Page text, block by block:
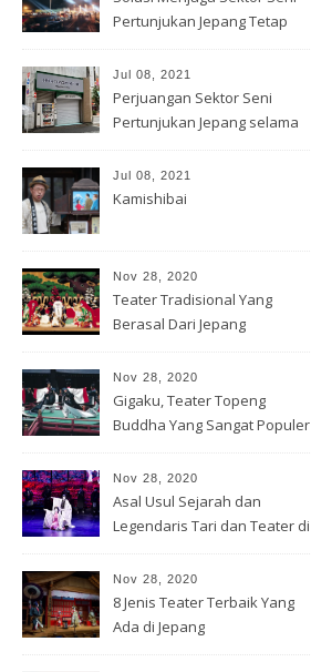
Pertunjukan Jepang Tetap
Jul 08, 2021
Perjuangan Sektor Seni
Pertunjukan Jepang selama
Jul 08, 2021
Kamishibai
Nov 28, 2020
Teater Tradisional Yang
Berasal Dari Jepang
Nov 28, 2020
Gigaku, Teater Topeng
Buddha Yang Sangat Populer
Nov 28, 2020
Asal Usul Sejarah dan
Legendaris Tari dan Teater di
Nov 28, 2020
8 Jenis Teater Terbaik Yang
Ada di Jepang